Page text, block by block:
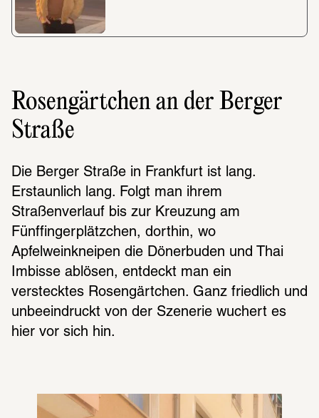
Rosengärtchen an der Berger
Straße
Die Berger Straße in Frankfurt ist lang.
Erstaunlich lang. Folgt man ihrem
Straßenverlauf bis zur Kreuzung am
Fünffingerplätzchen, dorthin, wo
Apfelweinkneipen die Dönerbuden und Thai
Imbisse ablösen, entdeckt man ein
verstecktes Rosengärtchen. Ganz friedlich und
unbeeindruckt von der Szenerie wuchert es
hier vor sich hin.